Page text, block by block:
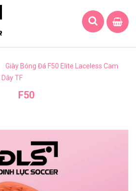
Giày Bóng Đá F50 Elite Laceless Cam
TF
F50